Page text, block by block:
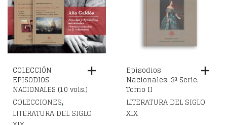
COLECCIÓN
EPISODIOS
NACIONALES (10 vols.)
COLECCIONES,
LITERATURA DEL SIGLO
Episodios
Nacionales. 3ª Serie.
Tomo II
LITERATURA DEL SIGLO
XIX